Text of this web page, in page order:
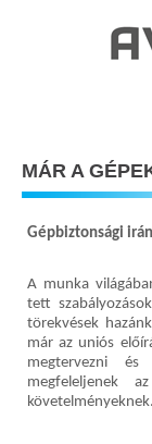
MÁR A
Gépbiztonsági
A munka
tett
törekvések
már az uniós
megtervezni
megfeleljenek
követelményeknek.